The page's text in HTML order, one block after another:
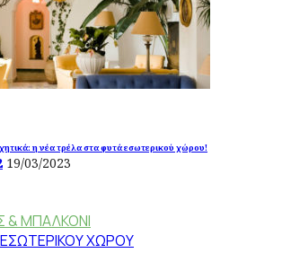
η νέα τρέλα στα φυτά εσωτερικού χώρου!
19/03/2023
& ΜΠΑΛΚΟΝΙ
ΧΩΡΟΥ